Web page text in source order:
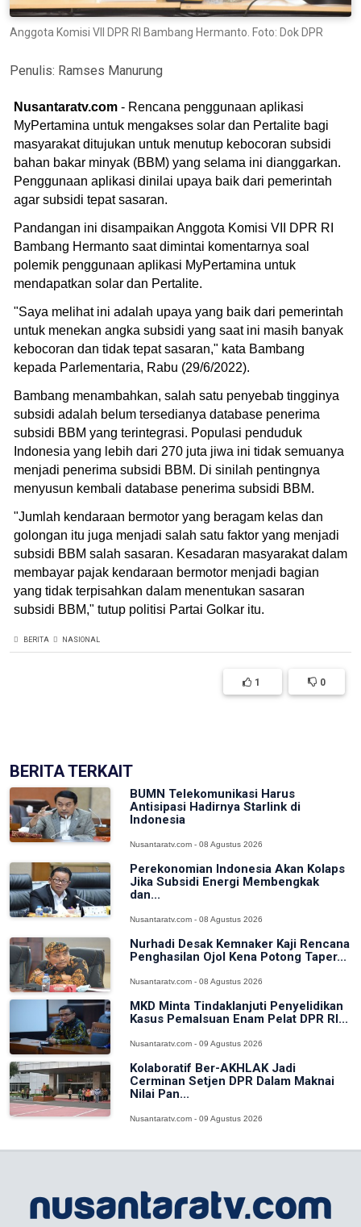
Anggota Komisi VII DPR RI Bambang Hermanto. Foto: Dok DPR
Penulis: Ramses Manurung
Nusantaratv.com - Rencana penggunaan aplikasi
MyPertamina untuk mengakses solar dan Pertalite bagi
masyarakat ditujukan untuk menutup kebocoran subsidi
bahan bakar minyak (BBM) yang selama ini dianggarkan.
Penggunaan aplikasi dinilai upaya baik dari pemerintah
agar subsidi tepat sasaran.
Pandangan ini disampaikan Anggota Komisi VII DPR RI
Bambang Hermanto saat dimintai komentarnya soal
polemik penggunaan aplikasi MyPertamina untuk
mendapatkan solar dan Pertalite.
"Saya melihat ini adalah upaya yang baik dari pemerintah
untuk menekan angka subsidi yang saat ini masih banyak
kebocoran dan tidak tepat sasaran," kata Bambang
kepada Parlementaria, Rabu (29/6/2022).
Bambang menambahkan, salah satu penyebab tingginya
subsidi adalah belum tersedianya database penerima
subsidi BBM yang terintegrasi. Populasi penduduk
Indonesia yang lebih dari 270 juta jiwa ini tidak semuanya
menjadi penerima subsidi BBM. Di sinilah pentingnya
menyusun kembali database penerima subsidi BBM.
"Jumlah kendaraan bermotor yang beragam kelas dan
golongan itu juga menjadi salah satu faktor yang menjadi
subsidi BBM salah sasaran. Kesadaran masyarakat dalam
membayar pajak kendaraan bermotor menjadi bagian
yang tidak terpisahkan dalam menentukan sasaran
subsidi BBM," tutup politisi Partai Golkar itu.
BERITA NASIONAL
1 0
BERITA TERKAIT
BUMN Telekomunikasi Harus
Antisipasi Hadirnya Starlink di
Indonesia
Nusantaratv.com - 08 Agustus 2026
Perekonomian Indonesia Akan Kolaps
Jika Subsidi Energi Membengkak
dan...
Nusantaratv.com - 08 Agustus 2026
Nurhadi Desak Kemnaker Kaji Rencana
Penghasilan Ojol Kena Potong Taper...
Nusantaratv.com - 08 Agustus 2026
MKD Minta Tindaklanjuti Penyelidikan
Kasus Pemalsuan Enam Pelat DPR RI...
Nusantaratv.com - 09 Agustus 2026
Kolaboratif Ber-AKHLAK Jadi
Cerminan Setjen DPR Dalam Maknai
Nilai Pan...
Nusantaratv.com - 09 Agustus 2026